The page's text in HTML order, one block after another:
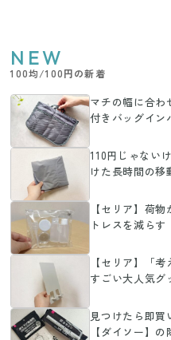
NEW
100均/100円の新着
マチの幅に合わ
付きバッグイン
110円じゃない
けた長時間の移
【セリア】荷
トレスを減ら
【セリア】「
すごい大人気グ
見つけたら即買
【ダイソー】